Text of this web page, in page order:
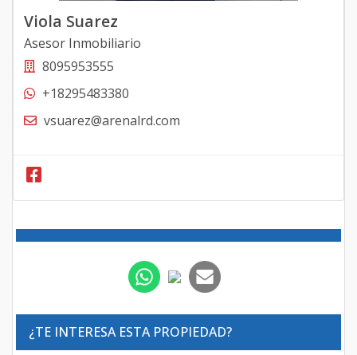
Viola Suarez
Asesor Inmobiliario
8095953555
+18295483380
vsuarez@arenalrd.com
¿TE INTERESA ESTA PROPIEDAD?